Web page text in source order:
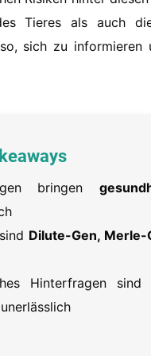
Tieres als auch
sich zu
bringen
Dilute-Gen, Merle-
Hinterfragen